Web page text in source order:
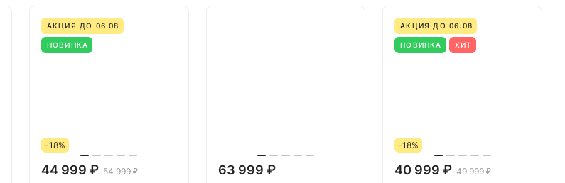
АКЦИЯ ДО 06.08
НОВИНКА
-18%
44 999 ₽ 54 999 ₽ 63 999 ₽
АКЦИЯ ДО 06.08
НОВИНКА ХИТ
-18%
40 999 ₽ 49 999 ₽